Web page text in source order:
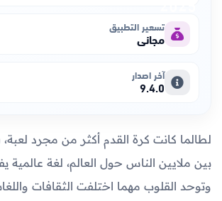
تسعير التطبيق
مجاني
آخر اصدار
9.4.0
لطالما كانت كرة القدم أكثر من مجرد
بين ملايين الناس حول العالم، لغة عالمية
وتوحد القلوب مهما اختلفت الثقافات